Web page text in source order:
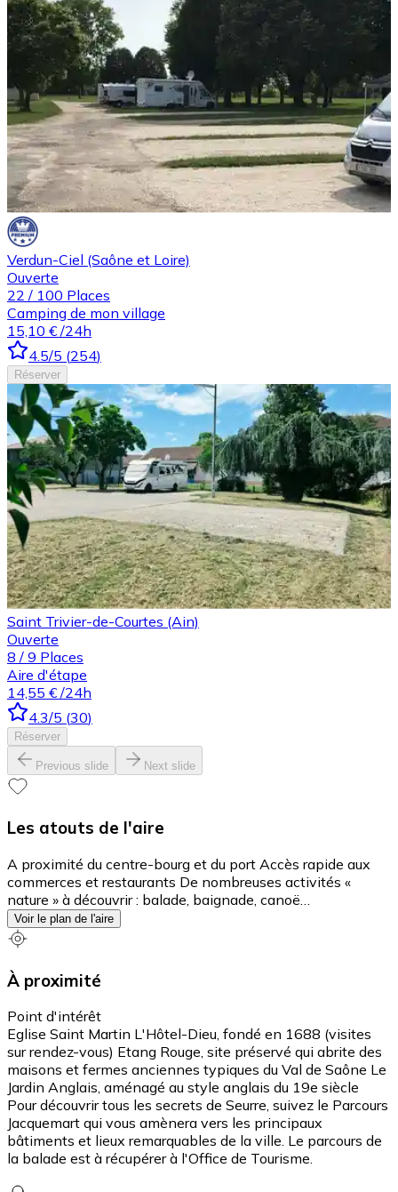
Verdun-Ciel (Saône et Loire)
Ouverte
22 / 100 Places
Camping de mon village
15,10 € /24h
4.5/5 (254)
Réserver
Saint Trivier-de-Courtes (Ain)
Ouverte
8 / 9 Places
Aire d'étape
14,55 € /24h
4.3/5 (30)
Réserver
Previous slide Next slide
Les atouts de l'aire
A proximité du centre-bourg et du port Accès rapide aux
commerces et restaurants De nombreuses activités «
nature » à découvrir : balade, baignade, canoë…
Voir le plan de l'aire
À proximité
Point d'intérêt
Eglise Saint Martin L'Hôtel-Dieu, fondé en 1688 (visites
sur rendez-vous) Etang Rouge, site préservé qui abrite des
maisons et fermes anciennes typiques du Val de Saône Le
Jardin Anglais, aménagé au style anglais du 19e siècle
Pour découvrir tous les secrets de Seurre, suivez le Parcours
Jacquemart qui vous amènera vers les principaux
bâtiments et lieux remarquables de la ville. Le parcours de
la balade est à récupérer à l'Office de Tourisme.